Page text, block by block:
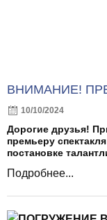
ВНИМАНИЕ!
10/10/2024
Дорогие друзья!
премьеру
постановке
Подробнее...